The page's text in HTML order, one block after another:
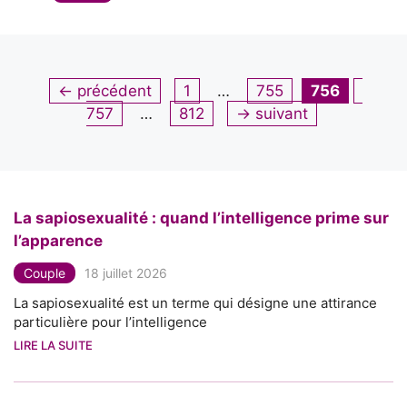
← précédent Page
1 … Page
755 Page
756
757
… Page
812 → suivant
La sapiosexualité : quand l’intelligence prime sur
l’apparence
Couple 18 juillet 2026
La sapiosexualité est un terme qui désigne une attirance
particulière pour l’intelligence
LIRE LA SUITE